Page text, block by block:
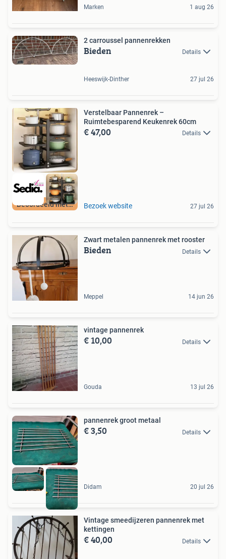
Marken 1 aug 26
2 carroussel pannenrekken
Bieden Details
Heeswijk-Dinther 27 jul 26
Beoordeeld met 9+
Verstelbaar Pannenrek –
Ruimtebesparend Keukenrek 60cm
€ 47,00 Details
Bezoek website 27 jul 26
Zwart metalen pannenrek met rooster
Bieden Details
Meppel 14 jun 26
vintage pannenrek
€ 10,00 Details
Gouda 13 jul 26
pannenrek groot metaal
€ 3,50 Details
Didam 20 jul 26
Vintage smeedijzeren pannenrek met
kettingen
€ 40,00 Details